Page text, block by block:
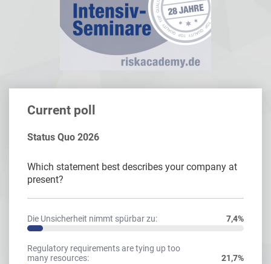
Current poll
Status Quo 2026
Which statement best describes your company at
present?
Die Unsicherheit nimmt spürbar zu: 7,4%
Regulatory requirements are tying up too
many resources:
21,7%